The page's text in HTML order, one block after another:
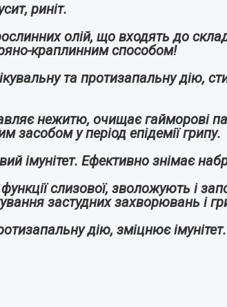
риніт.
олій, що входять до
краплинним способом!
та протизапальну дію,
нежитю, очищає гайморові
засобом у період епідемії грипу.
імунітет. Ефективно знімає
слизової, зволожують і
застудних захворювань і
дію, зміцнює імунітет.